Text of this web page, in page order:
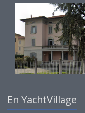
En YachtVillage